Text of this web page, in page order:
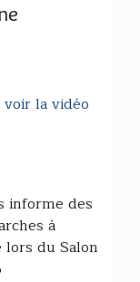
voir la vidéo
informe des
à
du Salon